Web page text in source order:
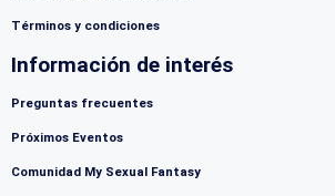
Términos y condiciones
Información de interés
Preguntas frecuentes
Próximos Eventos
Comunidad My Sexual Fantasy